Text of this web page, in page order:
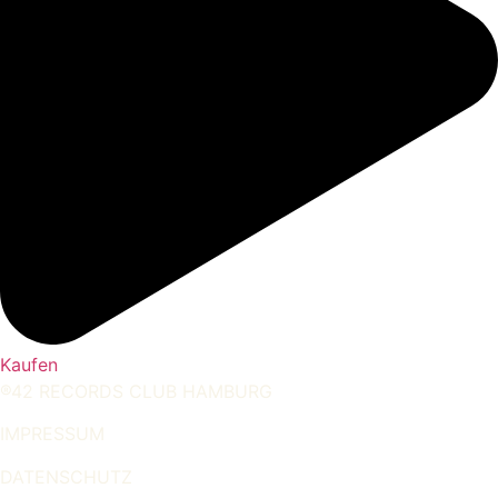
Kaufen
®42 RECORDS CLUB HAMBURG
IMPRESSUM
DATENSCHUTZ